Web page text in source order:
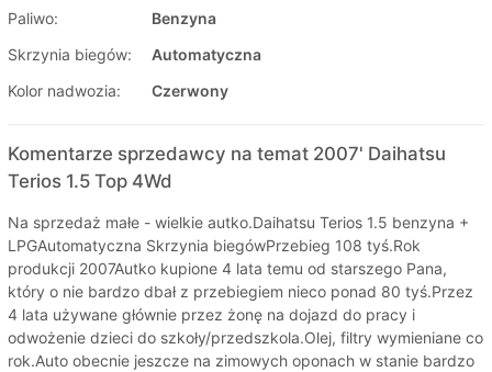
Paliwo:
Benzyna
Skrzynia biegów:
Automatyczna
Kolor nadwozia:
Czerwony
Komentarze sprzedawcy na temat 2007' Daihatsu
Terios 1.5 Top 4Wd
Na sprzedaż małe - wielkie autko.Daihatsu Terios 1.5 benzyna +
LPGAutomatyczna Skrzynia biegówPrzebieg 108 tyś.Rok
produkcji 2007Autko kupione 4 lata temu od starszego Pana,
który o nie bardzo dbał z przebiegiem nieco ponad 80 tyś.Przez
4 lata używane głównie przez żonę na dojazd do pracy i
odwożenie dzieci do szkoły/przedszkola.Olej, filtry wymieniane co
rok.Auto obecnie jeszcze na zimowych oponach w stanie bardzo